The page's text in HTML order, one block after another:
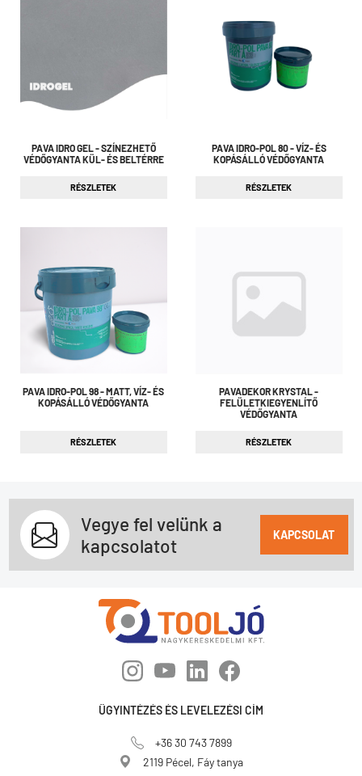
PAVA IDRO GEL - SZÍNEZHETŐ
VÉDŐGYANTA KÜL- ÉS BELTÉRRE
RÉSZLETEK
PAVA IDRO-POL 80 - VÍZ- ÉS
KOPÁSÁLLÓ VÉDŐGYANTA
RÉSZLETEK
PAVA IDRO-POL 98 - MATT, VÍZ- ÉS
KOPÁSÁLLÓ VÉDŐGYANTA
RÉSZLETEK
PAVADEKOR KRYSTAL -
FELÜLETKIEGYENLÍTŐ
VÉDŐGYANTA
RÉSZLETEK
Vegye fel velünk a
kapcsolatot
KAPCSOLAT
ÜGYINTÉZÉS ÉS LEVELEZÉSI CÍM
+36 30 743 7899
2119 Pécel, Fáy tanya